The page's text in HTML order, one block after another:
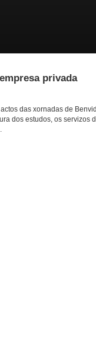
privada
das xornadas de
dos estudos, os